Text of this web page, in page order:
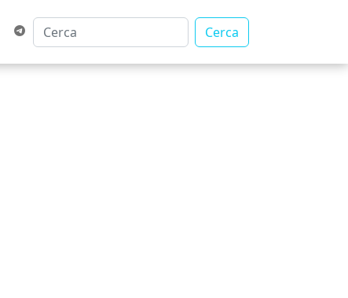
Cerca